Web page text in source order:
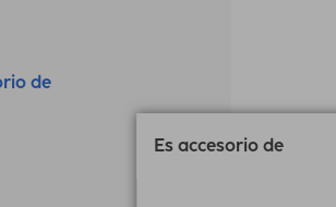
de
Es accesorio de